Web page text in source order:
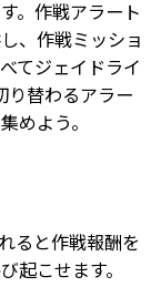
。作戦アラート
、作戦ミッショ
てジェイドライ
り替わるアラー
めよう。
ると作戦報酬を
起こせます。